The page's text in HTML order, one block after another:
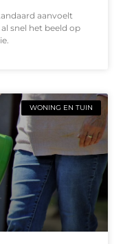
aanvoelt
snel het beeld op
WONING EN TUIN